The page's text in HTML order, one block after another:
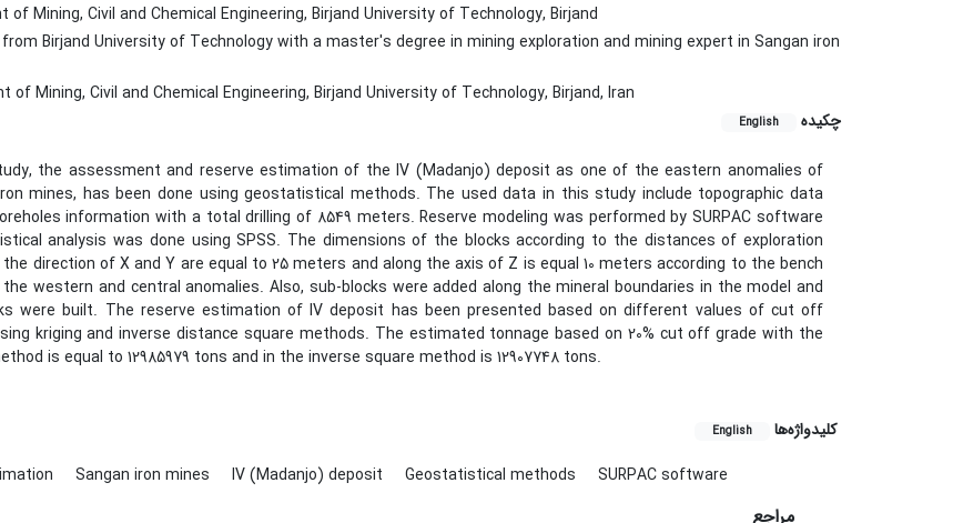
of Mining, Civil and Chemical Engineering, Birjand University of Technology, Birjand
Birjand University of Technology with a master's degree in mining exploration and mining expert in Sangan iron
of Mining, Civil and Chemical Engineering, Birjand University of Technology, Birjand, Iran
چکیده
English
the assessment and reserve estimation of the IV (Madanjo) deposit as one of the eastern anomalies of
mines, has been done using geostatistical methods. The used data in this study include topographic data
information with a total drilling of 8549 meters. Reserve modeling was performed by SURPAC software
analysis was done using SPSS. The dimensions of the blocks according to the distances of exploration
direction of X and Y are equal to 25 meters and along the axis of Z is equal 10 meters according to the bench
western and central anomalies. Also, sub-blocks were added along the mineral boundaries in the model and
were built. The reserve estimation of IV deposit has been presented based on different values of cut off
kriging and inverse distance square methods. The estimated tonnage based on 20% cut off grade with the
is equal to 12985979 tons and in the inverse square method is 12907748 tons.
کلیدواژه‌ها English
Sangan iron mines IV (Madanjo) deposit Geostatistical methods SURPAC software
مراجع